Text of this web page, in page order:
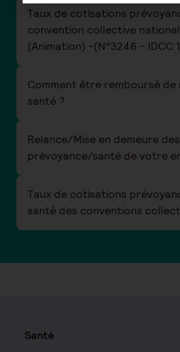
Taux de cotisations
convention collective
(Animation) -(N°3246 -
Comment être remboursé de
santé ?
Relance/Mise en demeure
prévoyance/santé de votre
Taux de cotisations
santé des conventions
Santé